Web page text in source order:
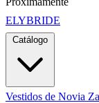
ELYBRIDE
Catálogo
Vestidos de Novia